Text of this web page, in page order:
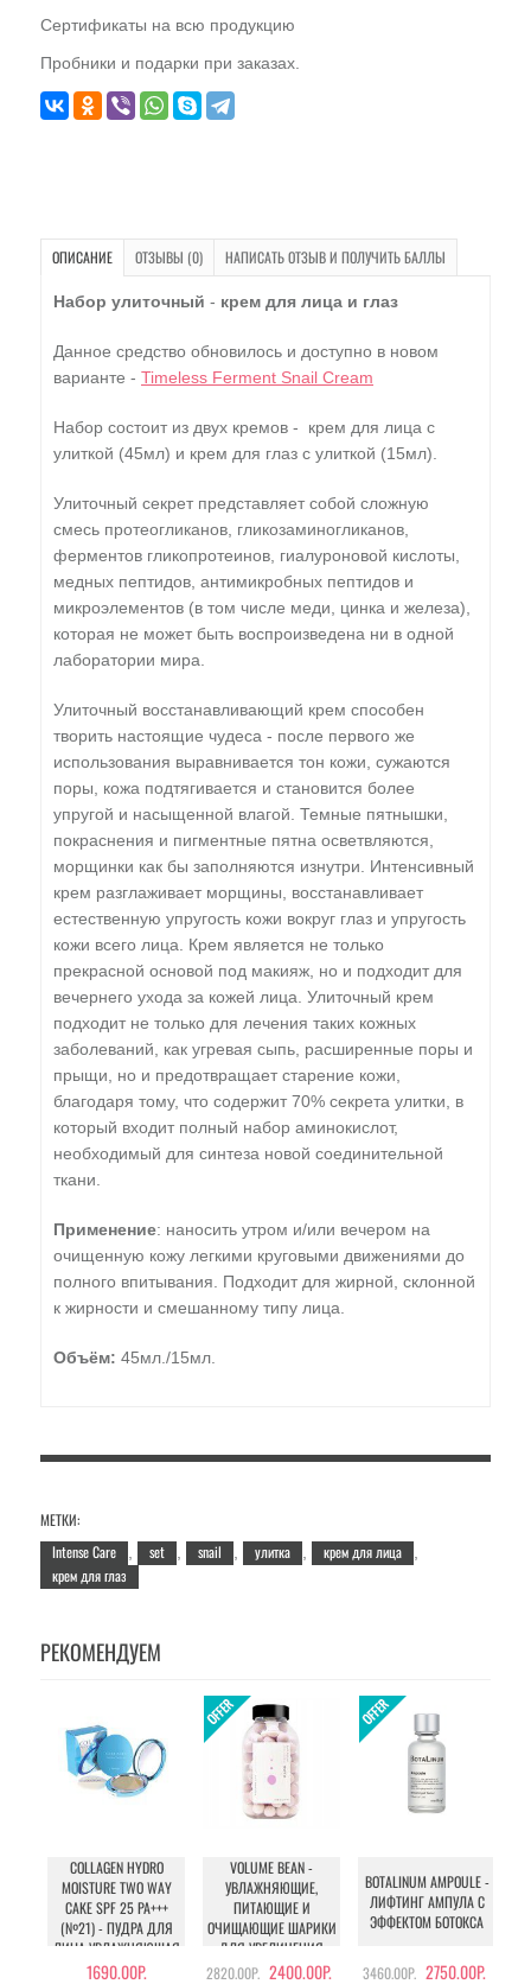
Сертификаты на всю продукцию
Пробники и подарки при заказах.
ОПИСАНИЕ ОТЗЫВЫ (0) НАПИСАТЬ ОТЗЫВ И ПОЛУЧИТЬ БАЛЛЫ
Набор улиточный - крем для лица и глаз
Данное средство обновилось и доступно в новом
варианте - Timeless Ferment Snail Cream
Набор состоит из двух кремов - крем для лица с
улиткой (45мл) и крем для глаз с улиткой (15мл).
Улиточный секрет представляет собой сложную
смесь протеогликанов, гликозаминогликанов,
ферментов гликопротеинов, гиалуроновой кислоты,
медных пептидов, антимикробных пептидов и
микроэлементов (в том числе меди, цинка и железа),
которая не может быть воспроизведена ни в одной
лаборатории мира.
Улиточный восстанавливающий крем способен
творить настоящие чудеса - после первого же
использования выравнивается тон кожи, сужаются
поры, кожа подтягивается и становится более
упругой и насыщенной влагой. Темные пятнышки,
покраснения и пигментные пятна осветвляются,
морщинки как бы заполняются изнутри. Интенсивный
крем разглаживает морщины, восстанавливает
естественную упругость кожи вокруг глаз и упругость
кожи всего лица. Крем является не только
прекрасной основой под макияж, но и подходит для
вечернего ухода за кожей лица. Улиточный крем
подходит не только для лечения таких кожных
заболеваний, как угревая сыпь, расширенные поры и
прыщи, но и предотвращает старение кожи,
благодаря тому, что содержит 70% секрета улитки, в
который входит полный набор аминокислот,
необходимый для синтеза новой соединительной
ткани.
Применение: наносить утром и/или вечером на
очищенную кожу легкими круговыми движениями до
полного впитывания. Подходит для жирной, склонной
к жирности и смешанному типу лица.
Объём: 45мл./15мл.
МЕТКИ:
Intense Care
set snail улитка крем для лица
крем для глаз
РЕКОМЕНДУЕМ
COLLAGEN HYDRO
MOISTURE TWO WAY
CAKE SPF 25 PA+++
(№21) - ПУДРА ДЛЯ
ЛИЦА УВЛАЖНЯЮЩАЯ
С КОЛЛАГЕНОМ (№21)
1690.00Р.
VOLUME BEAN -
УВЛАЖНЯЮЩИЕ,
ПИТАЮЩИЕ И
ОЧИЩАЮЩИЕ ШАРИКИ
ДЛЯ УВЕЛИЧЕНИЯ
ОБЪЕМА ГРУДИ И
2820.00Р. 2400.00Р.
BOTALINUM AMPOULE -
ЛИФТИНГ АМПУЛА С
ЭФФЕКТОМ БОТОКСА
3460.00Р. 2750.00Р.